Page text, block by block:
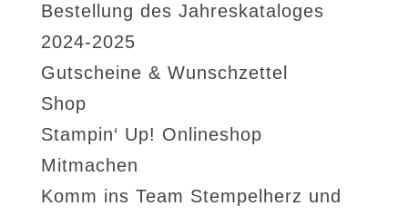
Bestellung des Jahreskataloges
2024-2025
Gutscheine & Wunschzettel
Shop
Stampin‘ Up! Onlineshop
Mitmachen
Komm ins Team Stempelherz und